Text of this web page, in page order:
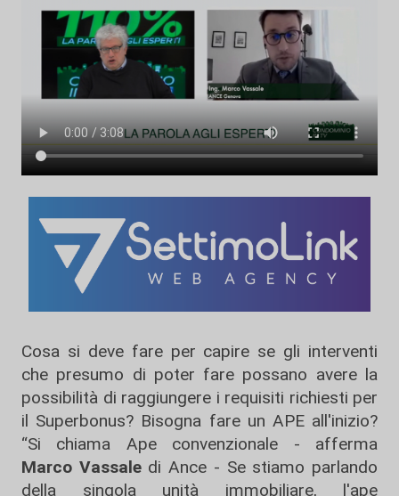
Cosa si deve fare per capire se gli interventi
che presumo di poter fare possano avere la
possibilità di raggiungere i requisiti richiesti per
il Superbonus? Bisogna fare un APE all'inizio?
“Si chiama Ape convenzionale - afferma
Marco Vassaledi Ance - Se stiamo parlando
della singola unità immobiliare, l'ape